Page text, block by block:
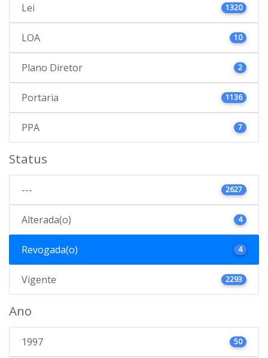
Lei 1320
LOA 10
Plano Diretor 2
Portaria 1136
PPA 7
Status
--- 2627
Alterada(o) 4
Revogada(o) 4
Vigente 2293
Ano
1997 50